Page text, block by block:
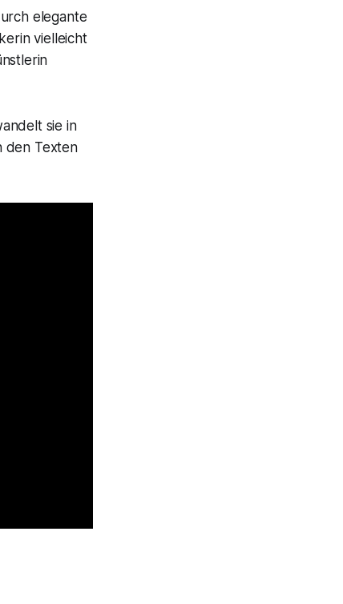
elegante
vielleicht
sie in
den Texten